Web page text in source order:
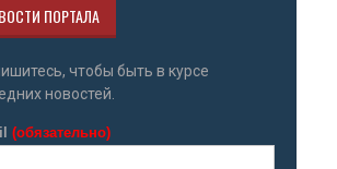
ПОРТАЛА
чтобы быть в курсе
новостей.
(обязательно)